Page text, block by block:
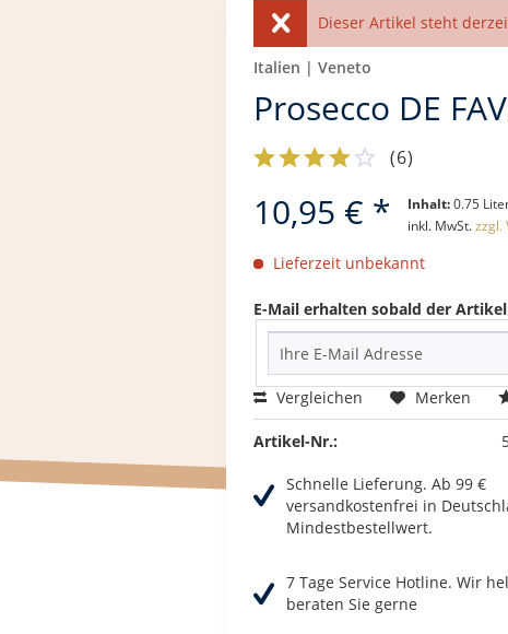
Dieser Artikel steht
Italien | Veneto
Prosecco DE
(6)
10,95 € * Inhalt:0.75
inkl. MwSt.zzgl.
Lieferzeit unbekannt
E-Mail erhalten sobald der
Vergleichen Merken
Artikel-Nr.:
Schnelle Lieferung. Ab 99 €
versandkostenfrei in
Mindestbestellwert.
7 Tage Service Hotline. Wir
beraten Sie gerne